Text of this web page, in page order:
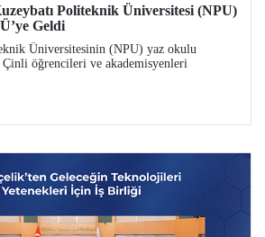
Politeknik Üniversitesi (NPU)
Geldi
Üniversitesinin (NPU) yaz okulu
Çinli öğrencileri ve akademisyenleri